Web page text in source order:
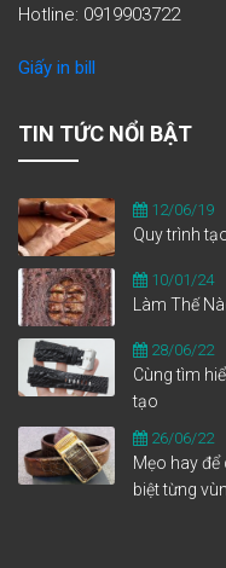
Hotline: 0919903722
Giấy in bill
TIN TỨC NỔI BẬT
12/06/19
Quy trình
10/01/24
Làm Thế
28/06/22
Cùng tìm
tạo
26/06/22
Mẹo hay
biệt từng